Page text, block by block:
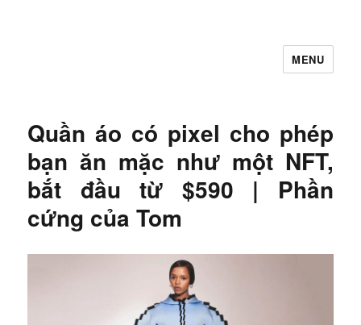
MENU
Quần áo có pixel cho phép
bạn ăn mặc như một NFT,
bắt đầu từ $590 | Phần
cứng của Tom